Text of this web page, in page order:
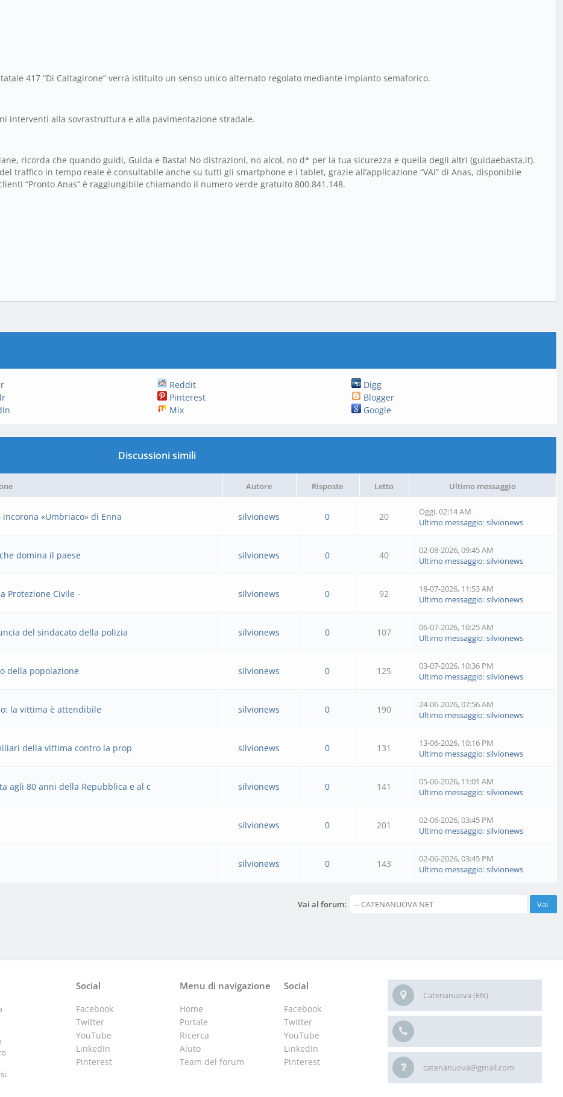
417 “Di Caltagirone” verrà istituito un senso unico alternato regolato mediante impianto semaforico.
interventi alla sovrastruttura e alla pavimentazione stradale.
ricorda che quando guidi, Guida e Basta! No distrazioni, no alcol, no d* per la tua sicurezza e quella degli altri (guidaebasta.it).
traffico in tempo reale è consultabile anche su tutti gli smartphone e i tablet, grazie all’applicazione “VAI” di Anas, disponibile
“Pronto Anas” è raggiungibile chiamando il numero verde gratuito 800.841.148.
Reddit
Digg
Pinterest
Blogger
Mix Google
Discussioni simili
Autore Risposte Letto Ultimo messaggio
«Umbriaco» di Enna silvionews 0 20 Oggi, 02:14 AM
Ultimo messaggio:silvionews
domina il paese silvionews 0 40
02-08-2026, 09:45 AM
Ultimo messaggio:silvionews
Protezione Civile - silvionews 0 92
18-07-2026, 11:53 AM
Ultimo messaggio:silvionews
del sindacato della polizia silvionews 0 107
06-07-2026, 10:25 AM
Ultimo messaggio:silvionews
della popolazione silvionews 0 125
03-07-2026, 10:36 PM
Ultimo messaggio:silvionews
la vittima è attendibile silvionews 0 190
24-06-2026, 07:56 AM
Ultimo messaggio:silvionews
della vittima contro la prop silvionews 0 131
13-06-2026, 10:16 PM
Ultimo messaggio:silvionews
agli 80 anni della Repubblica e al c silvionews 0 141
05-06-2026, 11:01 AM
Ultimo messaggio:silvionews
silvionews 0 201
02-06-2026, 03:45 PM
Ultimo messaggio:silvionews
silvionews 0 143
02-06-2026, 03:45 PM
Ultimo messaggio:silvionews
Vai al forum:
Catenanuova (EN)
catenanuova@gmail.com
Social
Facebook
Twitter
YouTube
LinkedIn
Pinterest
Menu di navigazione
Home
Portale
Ricerca
Aiuto
Team del forum
Social
Facebook
Twitter
YouTube
LinkedIn
Pinterest